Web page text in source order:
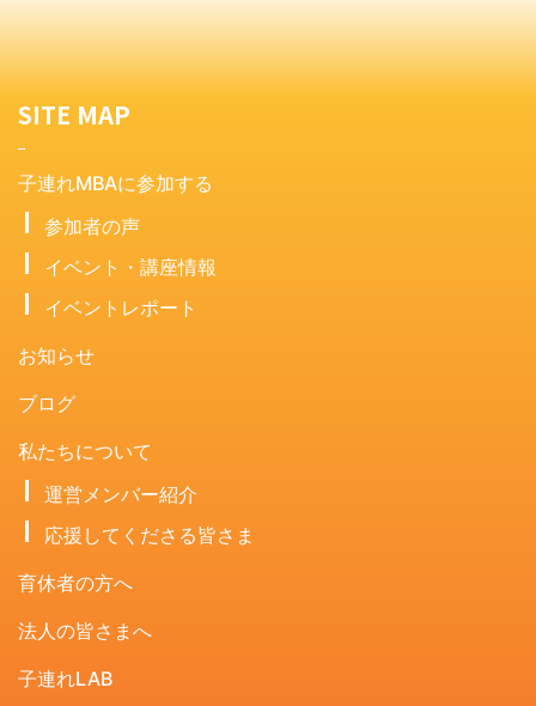
SITE MAP
子連れMBAに参加する
参加者の声
イベント・講座情報
イベントレポート
お知らせ
ブログ
私たちについて
運営メンバー紹介
応援してくださる皆さま
育休者の方へ
法人の皆さまへ
子連れLAB